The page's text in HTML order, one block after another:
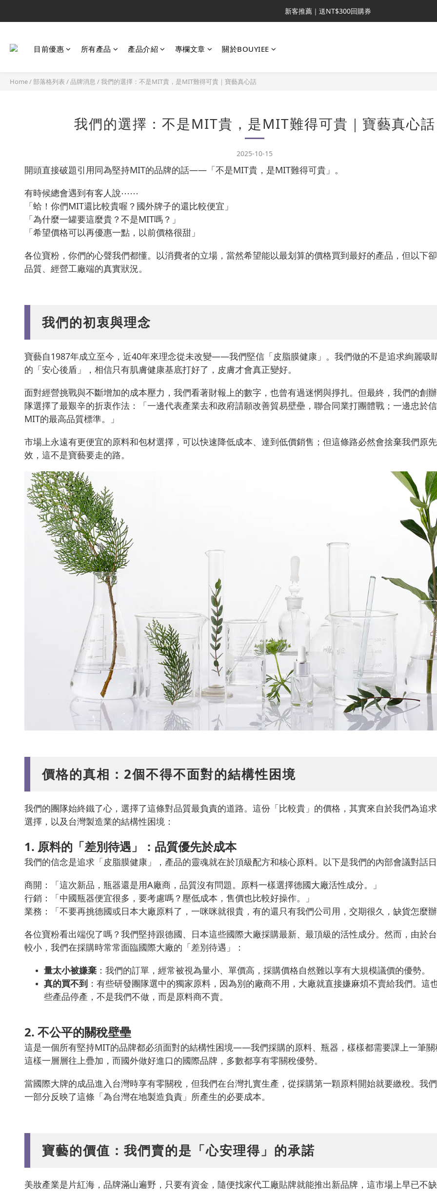
新客推薦｜送NT$300回購券
新客推薦｜送NT$300回購券
目前優惠 所有產品 產品介紹 專欄文章 關於BOUYIEE
Home/部落格列表 /品牌消息 /我們的選擇：不是MIT貴，是MIT難得可貴｜寶藝真心話
我們的選擇：不是MIT貴，是MIT難得可貴｜寶藝真心話
2025-10-15
開頭直接破題引用同為堅持MIT的品牌的話——「不是MIT貴，是MIT難得可貴」。
有時候總會遇到有客人說⋯⋯
「蛤！你們MIT還比較貴喔？國外牌子的還比較便宜」
「為什麼一罐要這麼貴？不是MIT嗎？」
「希望價格可以再優惠一點，以前價格很甜」
各位寶粉，你們的心聲我們都懂。以消費者的立場，當然希望能以最划算的價格買到最好的產品，但以下
品質、經營工廠端的真實狀況。
我們的初衷與理念
寶藝自1987年成立至今，近40年來理念從未改變——我們堅信「皮脂膜健康」。我們做的不是追求絢麗吸
的「安心後盾」，相信只有肌膚健康基底打好了，皮膚才會真正變好。
面對經營挑戰與不斷增加的成本壓力，我們看著財報上的數字，也曾有過迷惘與掙扎。但最終，我們的創
隊選擇了最艱辛的折衷作法：「一邊代表產業去和政府請願改善貿易壁壘，聯合同業打團體戰；一邊忠於
MIT的最高品質標準。」
市場上永遠有更便宜的原料和包材選擇，可以快速降低成本、達到低價銷售；但這條路必然會捨棄我們原
效，這不是寶藝要走的路。
價格的真相：2個不得不面對的結構性困境
我們的團隊始終鐵了心，選擇了這條對品質最負責的道路。這份「比較貴」的價格，其實來自於我們為追
選擇，以及台灣製造業的結構性困境：
1. 原料的「差別待遇」：品質優先於成本
我們的信念是追求「皮脂膜健康」，產品的靈魂就在於頂級配方和核心原料。以下是我們的內部會議對話
商開：「這次新品，瓶器還是用A廠商，品質沒有問題。原料一樣選擇德國大廠活性成分。」
行銷：「中國瓶器便宜很多，要考慮嗎？壓低成本，售價也比較好操作。」
業務：「不要再挑德國或日本大廠原料了，一咪咪就很貴，有的還只有我們公司用，交期很久，缺貨怎麼
各位寶粉看出端倪了嗎？我們堅持跟德國、日本這些國際大廠採購最新、最頂級的活性成分。然而，由於
較小，我們在採購時常常面臨國際大廠的「差別待遇」：
量太小被嫌棄 ：我們的訂單，經常被視為量小、單價高，採購價格自然難以享有大規模議價的優勢。
真的買不到 ：有些研發團隊選中的獨家原料，因為別的廠商不用，大廠就直接嫌麻煩不賣給我們。這
些產品停產，不是我們不做，而是原料商不賣。
2. 不公平的關稅壁壘
這是一個所有堅持MIT的品牌都必須面對的結構性困境——我們採購的原料、瓶器，樣樣都需要課上一筆
這樣一層層往上疊加，而國外做好進口的國際品牌，多數都享有零關稅優勢。
當國際大牌的成品進入台灣時享有零關稅，但我們在台灣扎實生產，從採購第一顆原料開始就要繳稅。我
一部分反映了這條「為台灣在地製造負責」所產生的必要成本。
寶藝的價值：我們賣的是「心安理得」的承諾
美妝產業是片紅海，品牌滿山遍野，只要有資金，隨便找家代工廠貼牌就能推出新品牌，這市場上早已不